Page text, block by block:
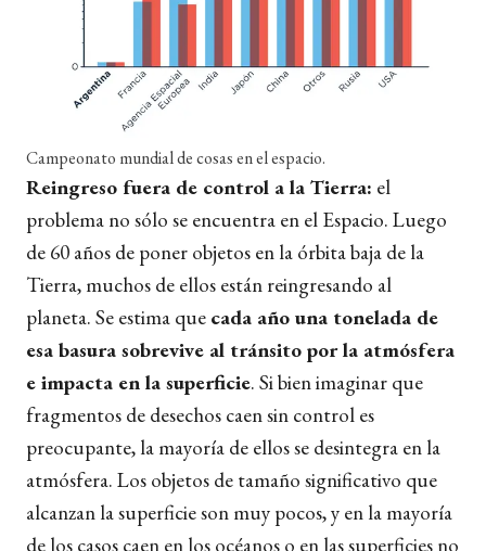
Campeonato mundial de cosas en el espacio.
Reingreso fuera de control a la Tierra: el
problema no sólo se encuentra en el Espacio. Luego
de 60 años de poner objetos en la órbita baja de la
Tierra, muchos de ellos están reingresando al
planeta. Se estima que cada año una tonelada de
esa basura sobrevive al tránsito por la atmósfera
e impacta en la superficie. Si bien imaginar que
fragmentos de desechos caen sin control es
preocupante, la mayoría de ellos se desintegra en la
atmósfera. Los objetos de tamaño significativo que
alcanzan la superficie son muy pocos, y en la mayoría
de los casos caen en los océanos o en las superficies no